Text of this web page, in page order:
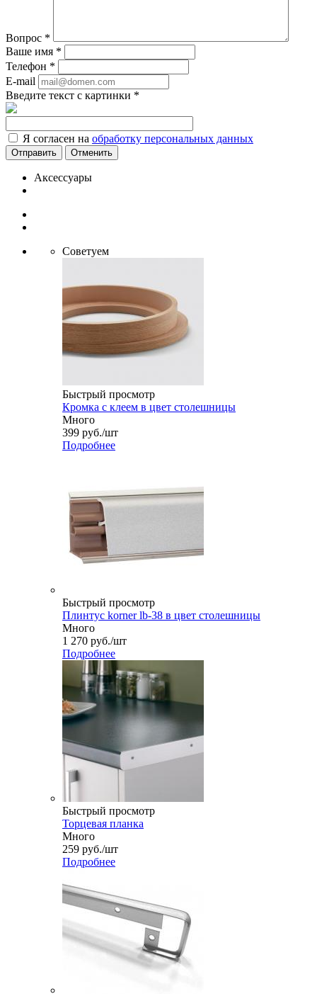
Вопрос *
Ваше имя *
Телефон *
E-mail
Введите текст с картинки *
Я согласен на обработку персональных данных
Отменить
Аксессуары
Советуем
Быстрый просмотр
Кромка с клеем в цвет столешницы
Много
399 руб./шт
Подробнее
Быстрый просмотр
Плинтус korner lb-38 в цвет столешницы
Много
1 270 руб./шт
Подробнее
Быстрый просмотр
Торцевая планка
Много
259 руб./шт
Подробнее